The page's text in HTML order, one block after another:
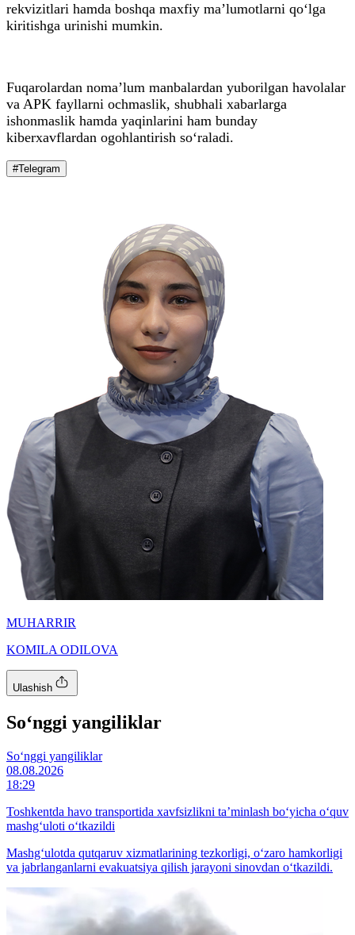
rekvizitlari hamda boshqa maxfiy ma’lumotlarni qo‘lga
kiritishga urinishi mumkin.
Fuqarolardan noma’lum manbalardan yuborilgan havolalar
va APK fayllarni ochmaslik, shubhali xabarlarga
ishonmaslik hamda yaqinlarini ham bunday
kiberxavflardan ogohlantirish so‘raladi.
#Telegram
MUHARRIR
KOMILA ODILOVA
Ulashish
So‘nggi yangiliklar
So‘nggi yangiliklar
08.08.2026
18:29
Toshkentda havo transportida xavfsizlikni ta’minlash bo‘yicha o‘quv
mashg‘uloti o‘tkazildi
Mashg‘ulotda qutqaruv xizmatlarining tezkorligi, o‘zaro hamkorligi
va jabrlanganlarni evakuatsiya qilish jarayoni sinovdan o‘tkazildi.